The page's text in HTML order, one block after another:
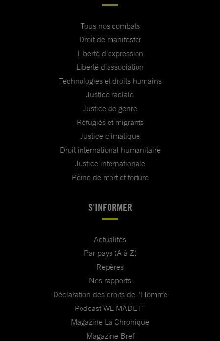
Tous nos combats
Droit de manifester
Liberté d'expression
Liberté d'association
Technologies et droits humains
Justice raciale
Justice de genre
Réfugiés et migrants
Justice climatique
Droit international humanitaire
Justice internationale
Peine de mort et torture
S'INFORMER
Actualités
Par pays (A à Z)
Repères
Nos rapports
Déclaration des droits de l'Homme
Podcast WE MADE IT
Magazine La Chronique
Magazine Bref